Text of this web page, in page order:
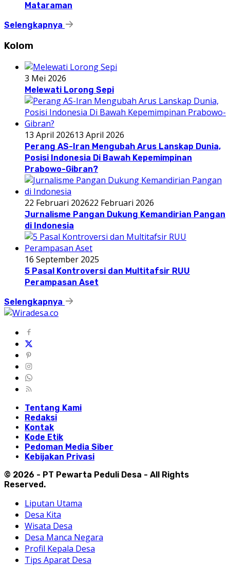
Mataraman
Selengkapnya
Kolom
3 Mei 2026
Melewati Lorong Sepi
13 April 202613 April 2026
Perang AS-Iran Mengubah Arus Lanskap Dunia,
Posisi Indonesia Di Bawah Kepemimpinan
Prabowo-Gibran?
22 Februari 202622 Februari 2026
Jurnalisme Pangan Dukung Kemandirian Pangan
di Indonesia
16 September 2025
5 Pasal Kontroversi dan Multitafsir RUU
Perampasan Aset
Selengkapnya
Tentang Kami
Redaksi
Kontak
Kode Etik
Pedoman Media Siber
Kebijakan Privasi
© 2026 - PT Pewarta Peduli Desa - All Rights
Reserved.
Liputan Utama
Desa Kita
Wisata Desa
Desa Manca Negara
Profil Kepala Desa
Tips Aparat Desa